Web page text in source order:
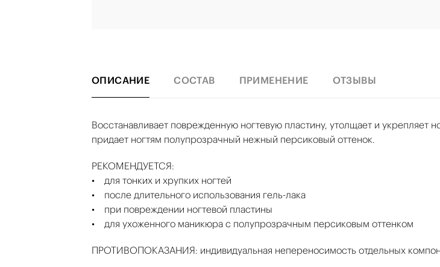
ОПИСАНИЕ СОСТАВ ПРИМЕНЕНИЕ ОТЗЫВЫ
Восстанавливает поврежденную ногтевую пластину, утолщает и укрепляет
придает ногтям полупрозрачный нежный персиковый оттенок.
РЕКОМЕНДУЕТСЯ:
• для тонких и хрупких ногтей
• после длительного использования гель-лака
• при повреждении ногтевой пластины
• для ухоженного маникюра с полупрозрачным персиковым оттенком
ПРОТИВОПОКАЗАНИЯ: индивидуальная непереносимость отдельных